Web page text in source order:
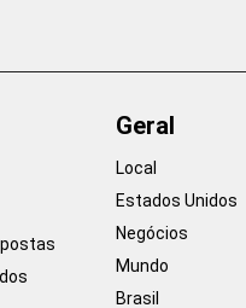
Geral
Local
Estados Unidos
Negócios
Mundo
Brasil